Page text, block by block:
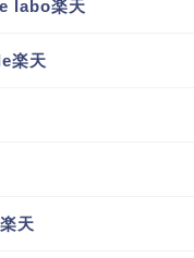
labo楽天
楽天
天